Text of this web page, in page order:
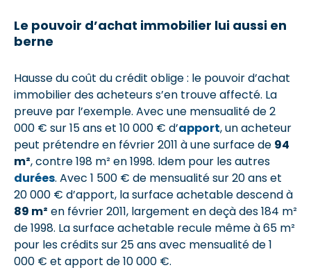
Le pouvoir d’achat immobilier lui aussi en
berne
Hausse du coût du crédit oblige : le pouvoir d’achat
immobilier des acheteurs s’en trouve affecté. La
preuve par l’exemple. Avec une mensualité de 2
000 € sur 15 ans et 10 000 € d’apport, un acheteur
peut prétendre en février 2011 à une surface de 94
m², contre 198 m² en 1998. Idem pour les autres
durées. Avec 1 500 € de mensualité sur 20 ans et
20 000 € d’apport, la surface achetable descend à
89 m² en février 2011, largement en deçà des 184 m²
de 1998. La surface achetable recule même à 65 m²
pour les crédits sur 25 ans avec mensualité de 1
000 € et apport de 10 000 €.